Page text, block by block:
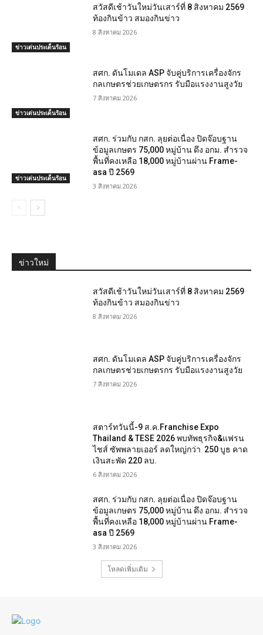
ข่าวเด่นประเด็นร้อน
สวัสดีเช้าวันใหม่วันเสาร์ที่ 8 สิงหาคม 2569
ท้องกินข้าว สมองกินข่าว
8 สิงหาคม 2026
ข่าวเด่นประเด็นร้อน
สศก. ดันโมเดล ASP จับคู่บริการเครื่องจักร
กลเกษตรช่วยเกษตรกร รับมือแรงงานสูงวัย
7 สิงหาคม 2026
ข่าวเด่นประเด็นร้อน
สศก. ร่วมกับ กสก. ลุยต่อเนื่อง ปิดจ๊อบฐาน
ข้อมูลเกษตร 75,000 หมู่บ้าน ดึง อกม. สำรวจ
พื้นที่คงเหลือ 18,000 หมู่บ้านผ่าน Frame-
asa ปี 2569
3 สิงหาคม 2026
ข่าวใหม่
สวัสดีเช้าวันใหม่วันเสาร์ที่ 8 สิงหาคม 2569
ท้องกินข้าว สมองกินข่าว
8 สิงหาคม 2026
สศก. ดันโมเดล ASP จับคู่บริการเครื่องจักร
กลเกษตรช่วยเกษตรกร รับมือแรงงานสูงวัย
7 สิงหาคม 2026
สตาร์ทวันนี้-9 ส.ค.Franchise Expo
Thailand & TESE 2026 พบทัพธุรกิจ&แฟรน
ไชส์ ซัพพลายเออร์ ลดใหญ่กว่า 250 บูธ คาด
เงินสะพัด 220 ลบ.
6 สิงหาคม 2026
สศก. ร่วมกับ กสก. ลุยต่อเนื่อง ปิดจ๊อบฐาน
ข้อมูลเกษตร 75,000 หมู่บ้าน ดึง อกม. สำรวจ
พื้นที่คงเหลือ 18,000 หมู่บ้านผ่าน Frame-
asa ปี 2569
3 สิงหาคม 2026
โหลดเพิ่มเติม